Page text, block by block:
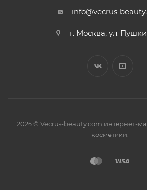
info@vecrus-
г. Москва, ул.
2026 © Vecrus-beauty.com интернет-
косметики.